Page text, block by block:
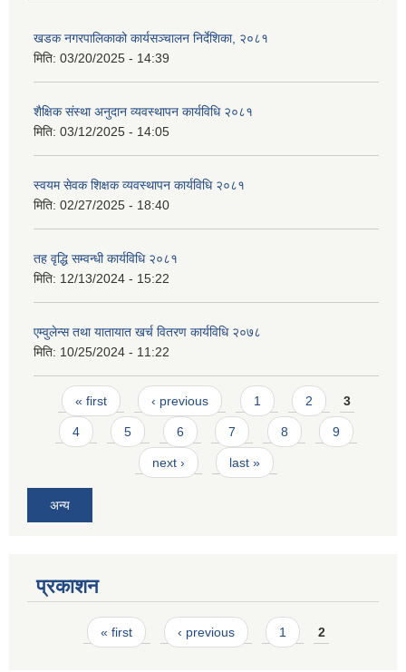
खडक नगरपालिकाको कार्यसञ्चालन निर्देशिका, २०८१
मिति: 03/20/2025 - 14:39
शैक्षिक संस्था अनुदान व्यवस्थापन कार्यविधि २०८१
मिति: 03/12/2025 - 14:05
स्वयम सेवक शिक्षक व्यवस्थापन कार्यविधि २०८१
मिति: 02/27/2025 - 18:40
तह वृद्धि सम्वन्धी कार्यविधि २०८१
मिति: 12/13/2024 - 15:22
एम्वुलेन्स तथा यातायात खर्च वितरण कार्यविधि २०७८
मिति: 10/25/2024 - 11:22
Pages
« first ‹ previous 1 2 3
4 5 6 7 8 9
next › last »
अन्य
प्रकाशन
Pages« first ‹ previous 1 2